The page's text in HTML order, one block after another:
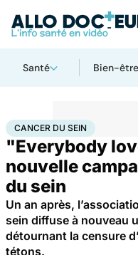
Santé Bien-être
AccueilSanté Maladies
CANCER DU SEIN
"Everybody
nouvelle
du sein
Un an après,
sein diffuse à nouveau
détournant la censure
tétons.